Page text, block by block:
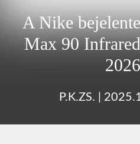
A Nike
Max 90
P.K.ZS.